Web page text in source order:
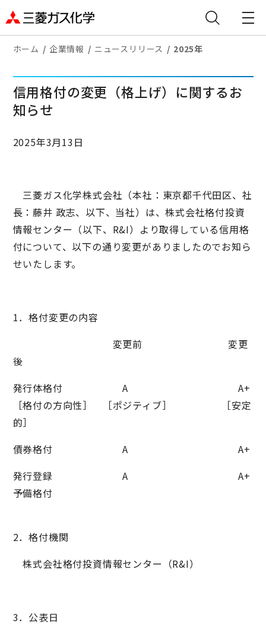
ホーム 企業情報 ニュースリリース 2025年
信用格付の変更（格上げ）に関するお
知らせ
2025年3月13日
三菱ガス化学株式会社（本社：東京都千代田区、社
長：藤井 政志、以下、当社）は、株式会社格付投資
情報センター（以下、R&I）より取得している信用格
付について、以下の通り変更がありましたのでお知ら
せいたします。
1．格付変更の内容
変更前 変更
後
発行体格付 A A+
［格付の方向性］ ［ポジティブ］ ［安定
的］
債券格付 A A+
発行登録 A A+
予備格付
2．格付機関
株式会社格付投資情報センター（R&I）
3．公表日